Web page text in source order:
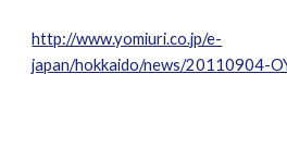
http://www.yomiuri.co.jp/e-
japan/hokkaido/news/20110904-